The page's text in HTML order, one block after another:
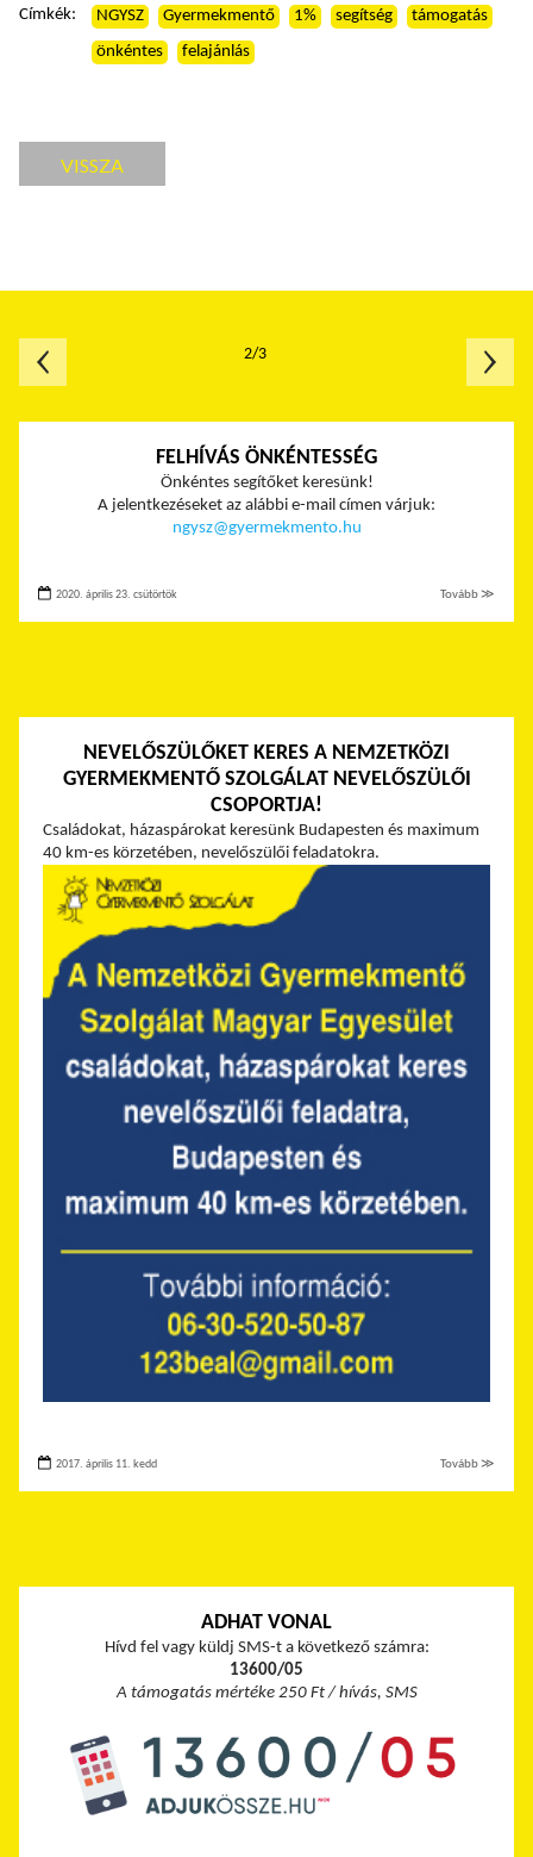
Címkék: NGYSZ Gyermekmentő 1% segítség
támogatás
önkéntes
felajánlás
VISSZA
FELHÍVÁS ÖNKÉNTESSÉG
Önkéntes segítőket keresünk!
A jelentkezéseket az alábbi e-mail címen várjuk:
ngysz@gyermekmento.hu
2020. április 23. csütörtök Tovább ≫
NEVELŐSZÜLŐKET KERES A NEMZETKÖZI
GYERMEKMENTŐ SZOLGÁLAT NEVELŐSZÜLŐI
CSOPORTJA!
Családokat, házaspárokat keresünk Budapesten és maximum
40 km-es körzetében, nevelőszülői feladatokra.
2017. április 11. kedd Tovább ≫
ADHAT VONAL
Hívd fel vagy küldj SMS-t a következő számra:
13600/05
A támogatás mértéke 250 Ft / hívás, SMS
2/3